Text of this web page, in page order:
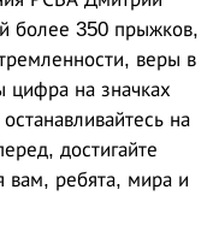
более 350 прыжков,
веры в
цифра на значках
на
достигайте
вам, ребята, мира и